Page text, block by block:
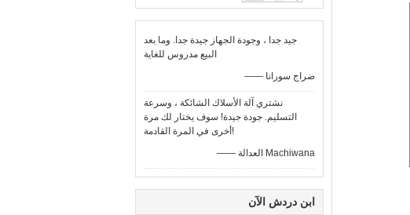
جيد جدا ، وجودة الجهاز جيدة جدا. وما بعد
البيع مدروس للغاية
—— ضراج سورانا
نشتري آلة الأسلاك الشائكة ، وسرعة
التسليم. جودة جيدة! سوف يختار لك مرة
أخرى في المرة القادمة!
—— العدالة Machiwana
ابن دردش الآن